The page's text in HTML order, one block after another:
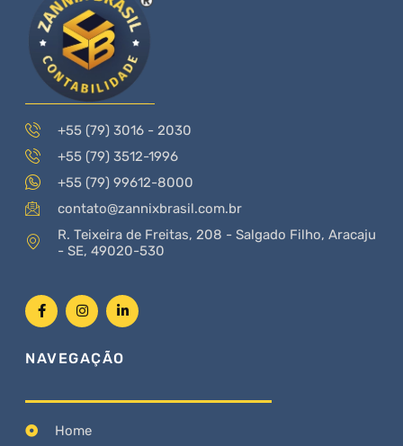
+55 (79) 3016 - 2030
+55 (79) 3512-1996
+55 (79) 99612-8000
contato@zannixbrasil.com.br
R. Teixeira de Freitas, 208 - Salgado Filho, Aracaju
- SE, 49020-530
NAVEGAÇÃO
Home